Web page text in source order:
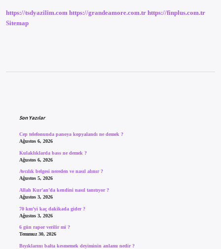
https://tsdyazilim.com https://grandeamore.com.tr https://finplus.com.tr
Sitemap
Son Yazılar
Cep telefonunda panoya kopyalandı ne demek ?
Ağustos 6, 2026
Kulaklıklarda bass ne demek ?
Ağustos 6, 2026
Avcılık belgesi nereden ve nasıl alınır ?
Ağustos 5, 2026
Allah Kur’an’da kendini nasıl tanıtıyor ?
Ağustos 3, 2026
70 km’yi kaç dakikada gider ?
Ağustos 3, 2026
6 gün rapor verilir mi ?
Temmuz 30, 2026
Bıyıklarını balta kesmemek deyiminin anlamı nedir ?